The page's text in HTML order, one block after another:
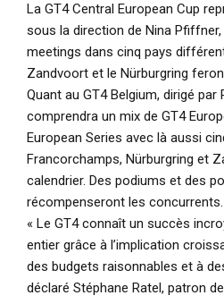
La GT4 Central European Cup
sous la direction de Nina
meetings dans cinq pays
Zandvoort et le Nürburgring
Quant au GT4 Belgium, dirigé par
comprendra un mix de GT4
European Series avec là aussi
Francorchamps, Nürburgring et
calendrier. Des podiums et des
récompenseront les concurrents.
« Le GT4 connaît un succès
entier grâce à l’implication
des budgets raisonnables et à
déclaré Stéphane Ratel, patron